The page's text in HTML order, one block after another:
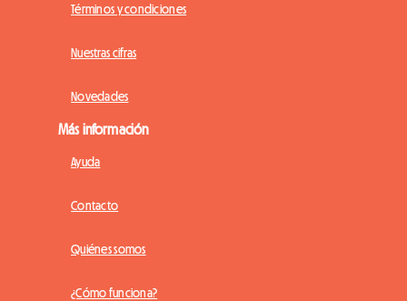
Términos y condiciones
Nuestras cifras
Novedades
Más información
Ayuda
Contacto
Quiénes somos
¿Cómo funciona?